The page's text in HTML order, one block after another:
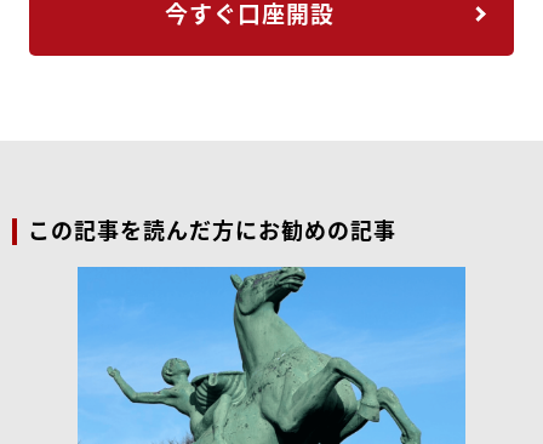
今すぐ口座開設
この記事を読んだ方にお勧めの記事